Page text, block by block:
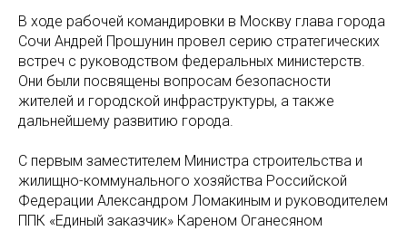
В ходе рабочей командировки в Москву глава города
Сочи Андрей Прошунин провел серию стратегических
встреч с руководством федеральных министерств.
Они были посвящены вопросам безопасности
жителей и городской инфраструктуры, а также
дальнейшему развитию города.
С первым заместителем Министра строительства и
жилищно-коммунального хозяйства Российской
Федерации Александром Ломакиным и руководителем
ППК «Единый заказчик» Кареном Оганесяном